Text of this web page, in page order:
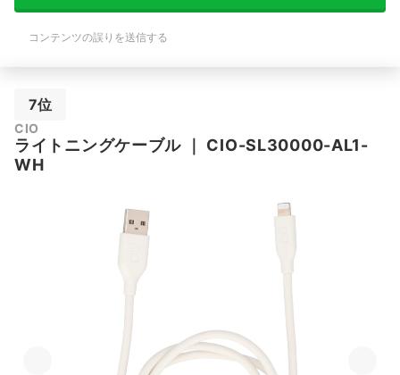
コンテンツの誤りを送信する
7位
CIO
ライトニングケーブル
CIO-SL30000-AL1-
WH